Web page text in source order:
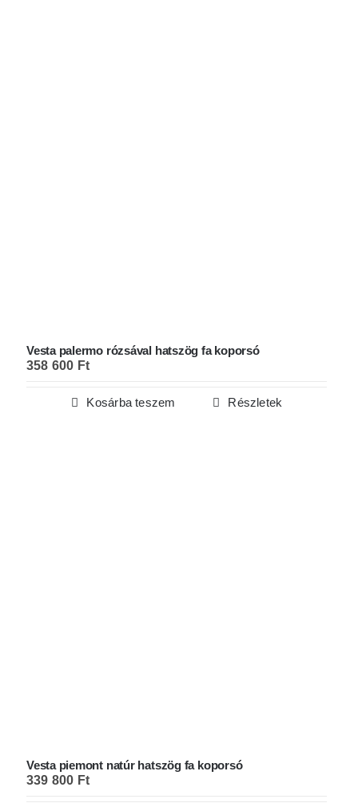
Vesta palermo rózsával hatszög fa koporsó
358 600 Ft
Kosárba teszem Részletek
Vesta piemont natúr hatszög fa koporsó
339 800 Ft